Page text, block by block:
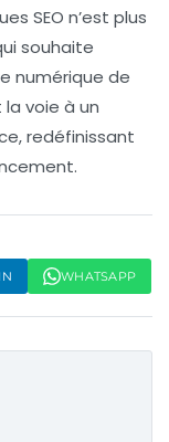
SEO n’est plus
souhaite
numérique de
voie à un
redéfinissant
WHATSAPP